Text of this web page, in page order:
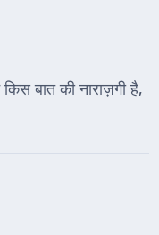
बात की नाराज़गी है,